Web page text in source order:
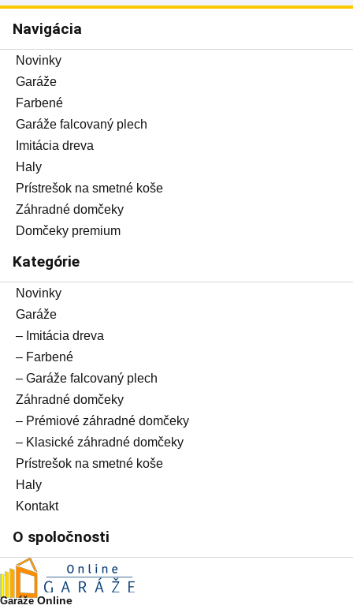
Navigácia
Novinky
Garáže
Farbené
Garáže falcovaný plech
Imitácia dreva
Haly
Prístrešok na smetné koše
Záhradné domčeky
Domčeky premium
Kategórie
Novinky
Garáže
– Imitácia dreva
– Farbené
– Garáže falcovaný plech
Záhradné domčeky
– Prémiové záhradné domčeky
– Klasické záhradné domčeky
Prístrešok na smetné koše
Haly
Kontakt
O spoločnosti
GarážeOnline